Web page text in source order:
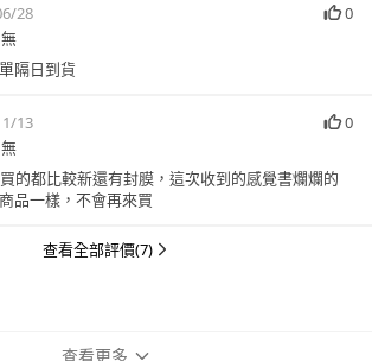
28
0
隔日到貨
13
0
的都比較新還有封膜，這次收到的感覺書爛爛的
品一樣，不會再來買
查看全部評價(7)
查看更多